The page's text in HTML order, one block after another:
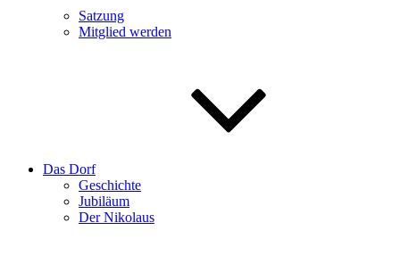
Satzung
Mitglied werden
Das Dorf
Geschichte
Jubiläum
Der Nikolaus